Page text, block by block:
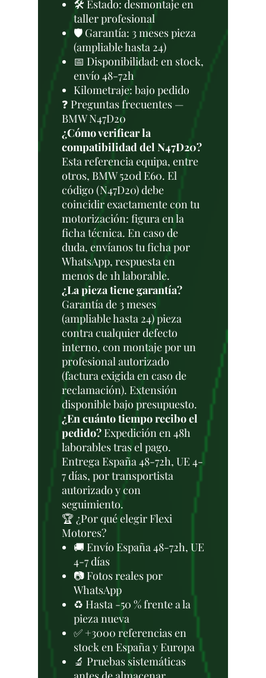
🛠 Estado: desmontaje en
taller profesional
🛡️ Garantía: 3 meses pieza
(ampliable hasta 24)
📅 Disponibilidad: en stock,
envío 48-72h
Kilometraje: bajo pedido
❓ Preguntas frecuentes —
BMW N47D20
¿Cómo verificar la
compatibilidad del N47D20?
Esta referencia equipa, entre
otros, BMW 520d E60. El
código (N47D20) debe
coincidir exactamente con tu
motorización: figura en la
ficha técnica. En caso de
duda, envíanos tu ficha por
WhatsApp, respuesta en
menos de 1h laborable.
¿La pieza tiene garantía?
Garantía de 3 meses
(ampliable hasta 24) pieza
contra cualquier defecto
interno, con montaje por un
profesional autorizado
(factura exigida en caso de
reclamación). Extensión
disponible bajo presupuesto.
¿En cuánto tiempo recibo el
pedido? Expedición en 48h
laborables tras el pago.
Entrega España 48-72h, UE 4-
7 días, por transportista
autorizado y con
seguimiento.
🏆 ¿Por qué elegir Flexi
Motores?
🚚 Envío España 48-72h, UE
4-7 días
📷 Fotos reales por
WhatsApp
♻️ Hasta -50 % frente a la
pieza nueva
✅ +3000 referencias en
stock en España y Europa
🔬 Pruebas sistemáticas